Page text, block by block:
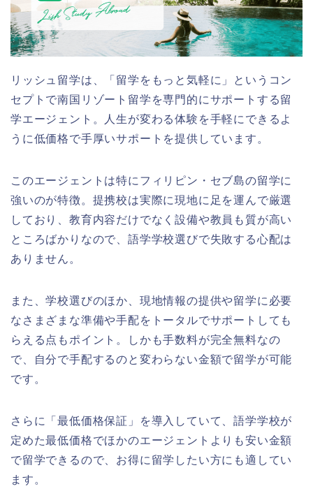
リッシュ留学は、「留学をもっと気軽に」というコン
セプトで南国リゾート留学を専門的にサポートする留
学エージェント。人生が変わる体験を手軽にできるよ
うに低価格で手厚いサポートを提供しています。
このエージェントは特にフィリピン・セブ島の留学に
強いのが特徴。提携校は実際に現地に足を運んで厳選
しており、教育内容だけでなく設備や教員も質が高い
ところばかりなので、語学学校選びで失敗する心配は
ありません。
また、学校選びのほか、現地情報の提供や留学に必要
なさまざまな準備や手配をトータルでサポートしても
らえる点もポイント。しかも手数料が完全無料なの
で、自分で手配するのと変わらない金額で留学が可能
です。
さらに「最低価格保証」を導入していて、語学学校が
定めた最低価格でほかのエージェントよりも安い金額
で留学できるので、お得に留学したい方にも適してい
ます。